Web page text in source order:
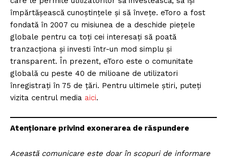
împărtășească cunoștințele și să învețe. eToro a fost
fondată în 2007 cu misiunea de a deschide piețele
globale pentru ca toți cei interesați să poată
tranzacționa și investi într-un mod simplu și
transparent. În prezent, eToro este o comunitate
globală cu peste 40 de milioane de utilizatori
înregistrați în 75 de țări. Pentru ultimele știri, puteți
vizita centrul media aici.
Atenționare privind exonerarea de răspundere
Această comunicare este doar în scopuri de informare